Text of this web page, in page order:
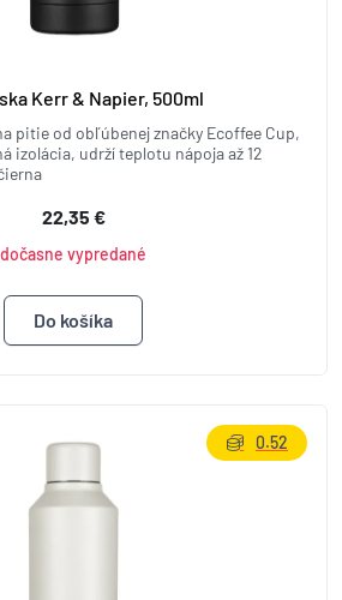
Kerr & Napier, 500ml
pitie od obľúbenej značky Ecoffee Cup,
izolácia, udrží teplotu nápoja až 12
22,35 €
dočasne vypredané
0.52